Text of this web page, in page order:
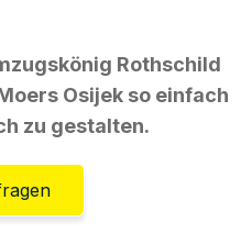
Rothschild
Osijek so einfach
zu gestalten.